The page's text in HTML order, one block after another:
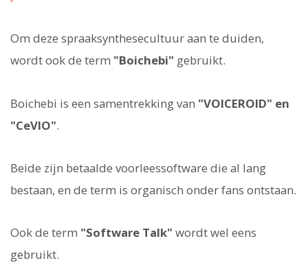
Om deze spraaksynthesecultuur aan te duiden,
wordt ook de term "Boichebi" gebruikt.
Boichebi is een samentrekking van "VOICEROID" en
"CeVIO".
Beide zijn betaalde voorleessoftware die al lang
bestaan, en de term is organisch onder fans ontstaan.
Ook de term "Software Talk" wordt wel eens
gebruikt.